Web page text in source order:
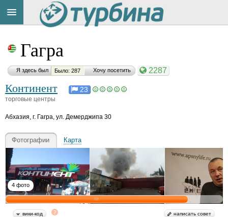
Гагра
Я здесь был Было: 287 Хочу посетить 2287
Континент 23
торговые центры
Абхазия, г. Гагра, ул. Демерджипа 30
Фотографии Карта
4 фото
вики-код написать совет
на
сайте: